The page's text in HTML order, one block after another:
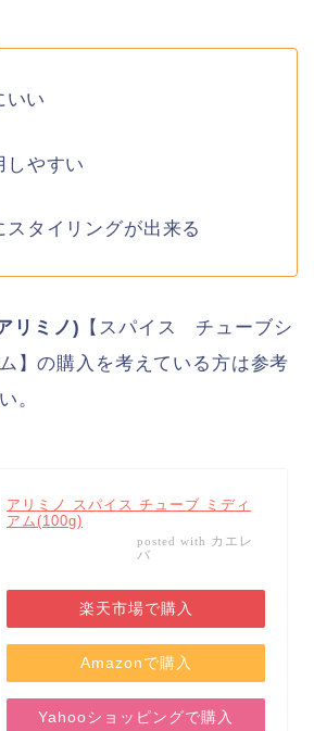
いい
しやすい
スタイリングが出来る
リミノ) 【スパイス チューブシ
】の購入を考えている方は参考
。
アリミノ スパイス チューブ ミディ
アム(100g)
posted with カエレ
バ
楽天市場で購入
Amazonで購入
Yahooショッピングで購入